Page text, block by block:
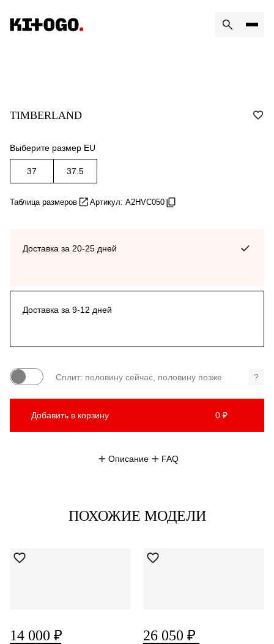
TIMBERLAND
Выберите размер EU
37 37.5
Таблица размеров Артикул: A2HVC050
Доставка за 20-25 дней
Доставка за 9-12 дней
Сплит: половину сейчас, половину позже ?
Добавить в корзину 0 ₽
Описание FAQ
ПОХОЖИЕ МОДЕЛИ
14 000 ₽ 26 050 ₽